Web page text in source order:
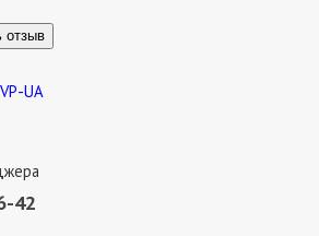
Оставить отзыв
42